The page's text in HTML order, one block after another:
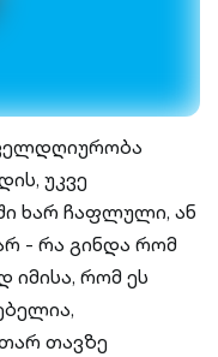
უკვე
ხარ ჩაფლული, ან
- რა გინდა რომ
იმისა, რომ ეს
თავზე